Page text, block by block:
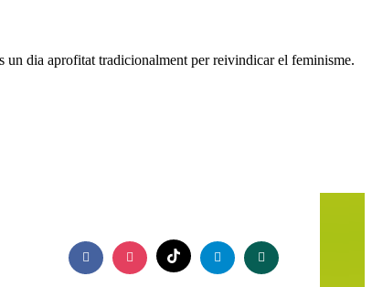
un dia aprofitat tradicionalment per reivindicar el feminisme.